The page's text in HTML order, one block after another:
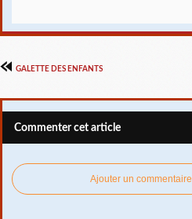
GALETTE DES ENFANTS
Commenter cet article
Ajouter un commentaire